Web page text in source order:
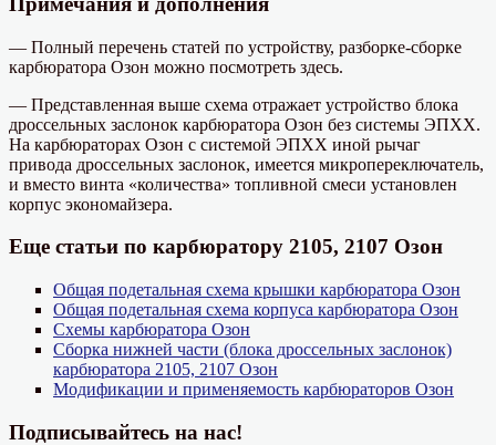
— Полный перечень статей по устройству, разборке-сборке
карбюратора Озон можно посмотреть здесь.
— Представленная выше схема отражает устройство блока
дроссельных заслонок карбюратора Озон без системы ЭПХХ.
На карбюраторах Озон с системой ЭПХХ иной рычаг
привода дроссельных заслонок, имеется микропереключатель,
и вместо винта «количества» топливной смеси установлен
корпус экономайзера.
Еще статьи по карбюратору 2105, 2107 Озон
Общая подетальная схема крышки карбюратора Озон
Общая подетальная схема корпуса карбюратора Озон
Схемы карбюратора Озон
Сборка нижней части (блока дроссельных заслонок)
карбюратора 2105, 2107 Озон
Модификации и применяемость карбюраторов Озон
Подписывайтесь на нас!